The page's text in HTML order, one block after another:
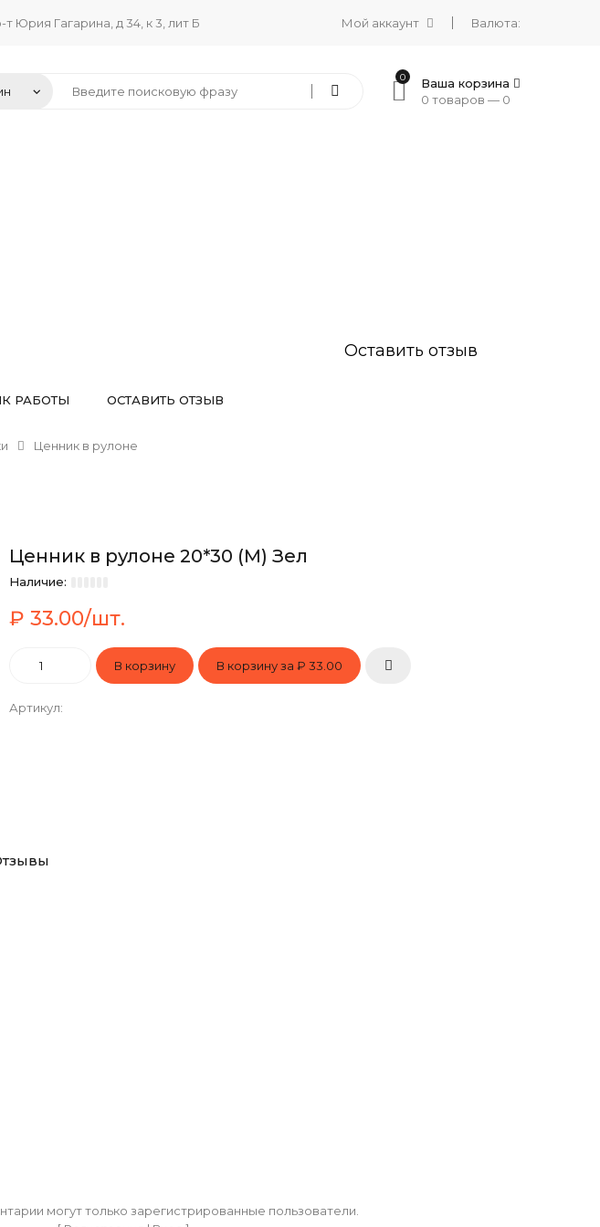
Юрия Гагарина, д 34, к 3, лит Б Мой аккаунт Валюта:
0
Ваша корзина
0 товаров — 0
Оставить отзыв
РАБОТЫ ОСТАВИТЬ ОТЗЫВ
Ценник в рулоне
Ценник в рулоне 20*30 (М) Зел
Наличие:
₽ 33.00/шт.
В корзину за ₽ 33.00
Артикул:
могут только зарегистрированные пользователи.